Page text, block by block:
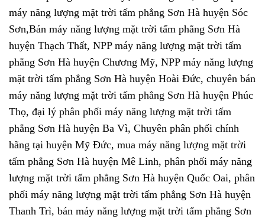
máy năng lượng mặt trời tấm phẳng Sơn Hà huyện Sóc
Sơn,Bán máy năng lượng mặt trời tấm phẳng Sơn Hà
huyện Thạch Thất, NPP máy năng lượng mặt trời tấm
phẳng Sơn Hà huyện Chương Mỹ, NPP máy năng lượng
mặt trời tấm phẳng Sơn Hà huyện Hoài Đức, chuyên bán
máy năng lượng mặt trời tấm phẳng Sơn Hà huyện Phúc
Thọ, đại lý phân phối máy năng lượng mặt trời tấm
phẳng Sơn Hà huyện Ba Vì, Chuyên phân phối chính
hãng tại huyện Mỹ Đức, mua máy năng lượng mặt trời
tấm phẳng Sơn Hà huyện Mê Linh, phân phối máy năng
lượng mặt trời tấm phẳng Sơn Hà huyện Quốc Oai, phân
phối máy năng lượng mặt trời tấm phẳng Sơn Hà huyện
Thanh Trì, bán máy năng lượng mặt trời tấm phẳng Sơn